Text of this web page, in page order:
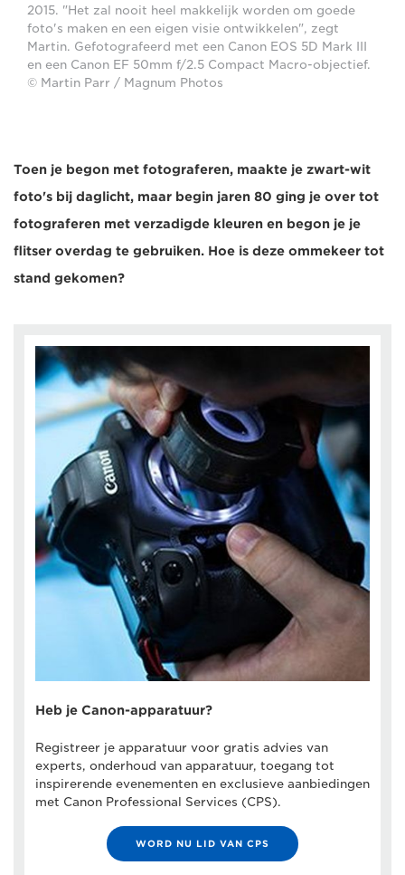
2015. "Het zal nooit heel makkelijk worden om goede
foto's maken en een eigen visie ontwikkelen", zegt
Martin. Gefotografeerd met een Canon EOS 5D Mark III
en een Canon EF 50mm f/2.5 Compact Macro-objectief.
© Martin Parr / Magnum Photos
Toen je begon met fotograferen, maakte je zwart-wit
foto's bij daglicht, maar begin jaren 80 ging je over tot
fotograferen met verzadigde kleuren en begon je je
flitser overdag te gebruiken. Hoe is deze ommekeer tot
stand gekomen?
Heb je Canon-apparatuur?
Registreer je apparatuur voor gratis advies van
experts, onderhoud van apparatuur, toegang tot
inspirerende evenementen en exclusieve aanbiedingen
met Canon Professional Services (CPS).
WORD NU LID VAN CPS